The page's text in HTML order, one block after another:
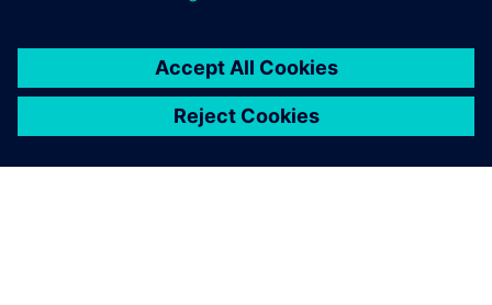
Зв'яжіться з нами